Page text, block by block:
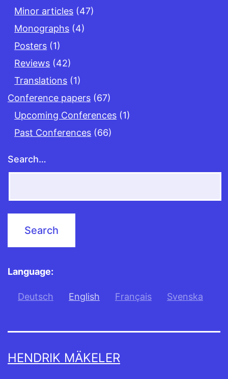
Minor articles (47)
Monographs (4)
Posters (1)
Reviews (42)
Translations (1)
Conference papers (67)
Upcoming Conferences (1)
Past Conferences (66)
Search…
Language:
Deutsch English Français Svenska
HENDRIK MÄKELER